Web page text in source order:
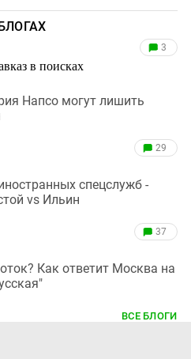
в поисках
3
Напсо могут лишить
29
спецслужб -
vs Ильин
37
Как ответит Москва на
ВСЕ БЛОГИ